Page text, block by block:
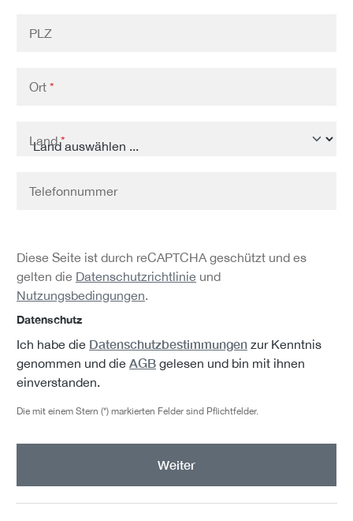
PLZ
Ort *
Land*
Telefonnummer
Diese Seite ist durch reCAPTCHA geschützt und es
gelten die Datenschutzrichtlinie und
Nutzungsbedingungen.
Datenschutz
Ich habe die Datenschutzbestimmungen zur Kenntnis
genommen und die AGB gelesen und bin mit ihnen
einverstanden.
Die mit einem Stern (*) markierten Felder sind Pflichtfelder.
Weiter